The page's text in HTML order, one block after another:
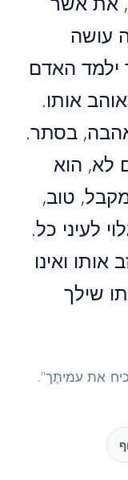
עושה
ילמד האדם
אותו.
בסתר.
לא, הוא
טוב,
לעיני כל.
ואינו
שילך
את עמיתֶך".